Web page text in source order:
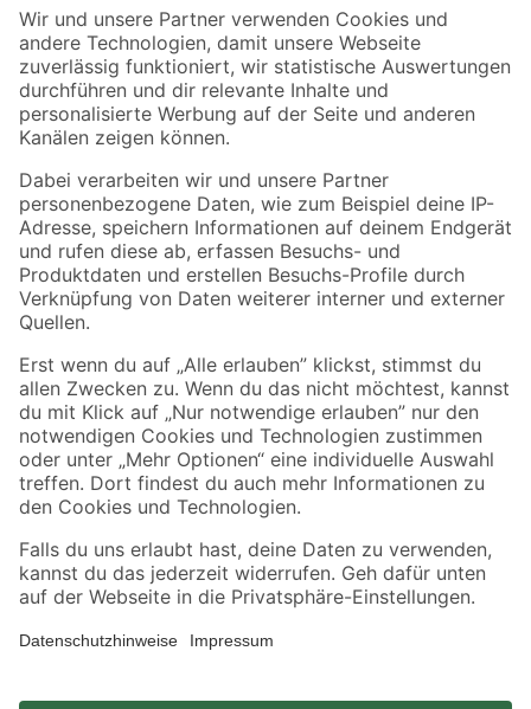
Folge uns
Zahlungsarten Versandarten
Sicher einkaufen
Jetzt die toom-App herunterladen
Alle Preisangaben in EUR inkl. gesetzl. MwSt.. Die dargestellten Angebote sind unter
Umständen nicht in allen Märkten verfügbar. Die angegebenen Verfügbarkeiten beziehen
sich auf den unter "Mein Markt" ausgewählten toom Baumarkt. Alle Angebote und
*Paketversand ab 59 € versandkostenfrei, gilt nicht für Artikel mit Speditionsversand, hier
fallen zusätzliche Versandkosten an.